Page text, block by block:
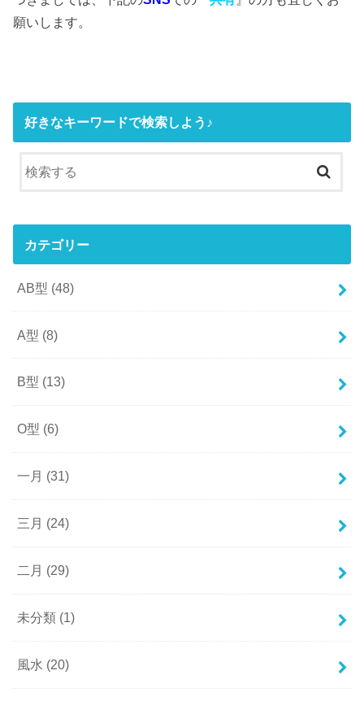
願いします。
好きなキーワードで検索しよう♪
カテゴリー
AB型 (48)
A型 (8)
B型 (13)
O型 (6)
一月 (31)
三月 (24)
二月 (29)
未分類 (1)
風水 (20)